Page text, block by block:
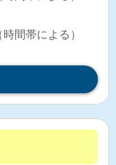
間帯による）